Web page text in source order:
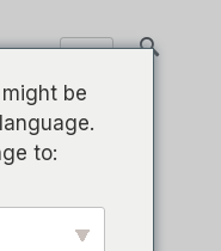
e-
be
to: